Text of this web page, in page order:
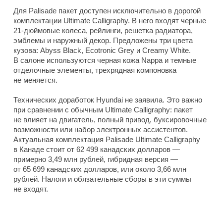
Для Palisade пакет доступен исключительно в дорогой
комплектации Ultimate Calligraphy. В него входят черные
21-дюймовые колеса, рейлинги, решетка радиатора,
эмблемы и наружный декор. Предложены три цвета
кузова: Abyss Black, Ecotronic Grey и Creamy White.
В салоне используются черная кожа Nappa и темные
отделочные элементы, трехрядная компоновка
не меняется.
Технических доработок Hyundai не заявила. Это важно
при сравнении с обычным Ultimate Calligraphy: пакет
не влияет на двигатель, полный привод, буксировочные
возможности или набор электронных ассистентов.
Актуальная комплектация Palisade Ultimate Calligraphy
в Канаде стоит от 62 499 канадских долларов —
примерно 3,49 млн рублей, гибридная версия —
от 65 699 канадских долларов, или около 3,66 млн
рублей. Налоги и обязательные сборы в эти суммы
не входят.